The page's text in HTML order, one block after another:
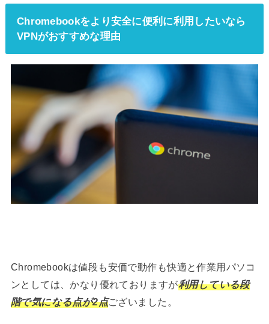
Chromebookをより安全に便利に利用したいなら
VPNがおすすめな理由
Chromebookは値段も安価で動作も快適と作業用パソコ
ンとしては、かなり優れておりますが利用している段
階で気になる点が2点ございました。